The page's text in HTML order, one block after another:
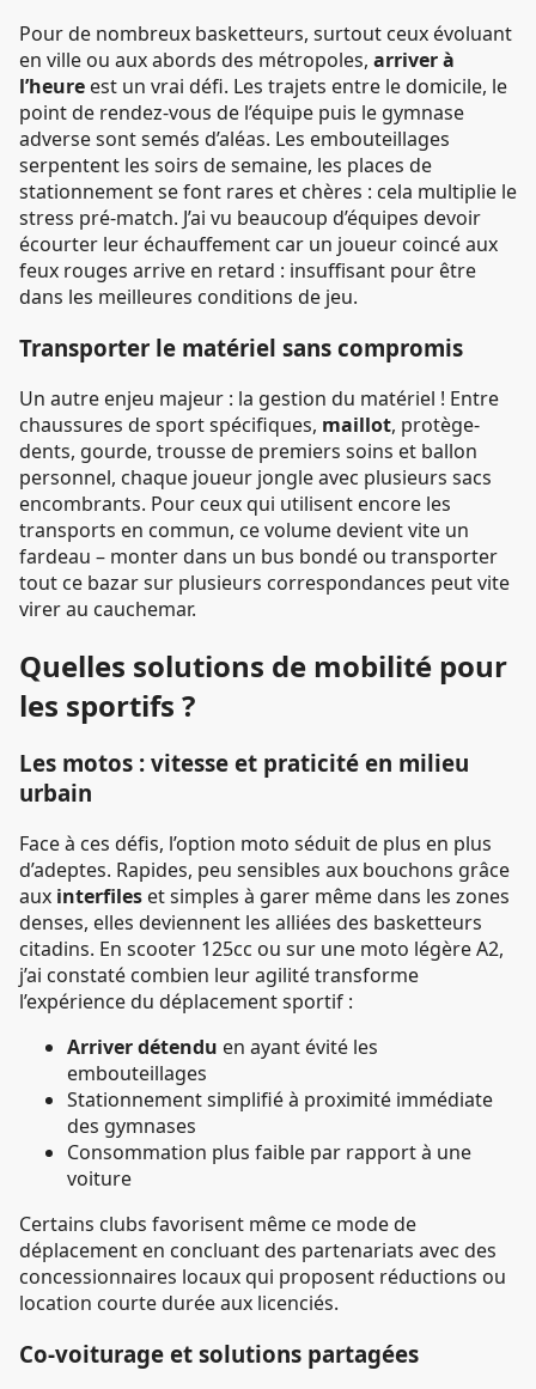
Pour de nombreux basketteurs, surtout ceux évoluant
en ville ou aux abords des métropoles, arriver à
l’heure est un vrai défi. Les trajets entre le domicile, le
point de rendez-vous de l’équipe puis le gymnase
adverse sont semés d’aléas. Les embouteillages
serpentent les soirs de semaine, les places de
stationnement se font rares et chères : cela multiplie le
stress pré-match. J’ai vu beaucoup d’équipes devoir
écourter leur échauffement car un joueur coincé aux
feux rouges arrive en retard : insuffisant pour être
dans les meilleures conditions de jeu.
Transporter le matériel sans compromis
Un autre enjeu majeur : la gestion du matériel ! Entre
chaussures de sport spécifiques, maillot, protège-
dents, gourde, trousse de premiers soins et ballon
personnel, chaque joueur jongle avec plusieurs sacs
encombrants. Pour ceux qui utilisent encore les
transports en commun, ce volume devient vite un
fardeau – monter dans un bus bondé ou transporter
tout ce bazar sur plusieurs correspondances peut vite
virer au cauchemar.
Quelles solutions de mobilité pour
les sportifs ?
Les motos : vitesse et praticité en milieu
urbain
Face à ces défis, l’option moto séduit de plus en plus
d’adeptes. Rapides, peu sensibles aux bouchons grâce
aux interfiles et simples à garer même dans les zones
denses, elles deviennent les alliées des basketteurs
citadins. En scooter 125cc ou sur une moto légère A2,
j’ai constaté combien leur agilité transforme
l’expérience du déplacement sportif :
Arriver détendu en ayant évité les
embouteillages
Stationnement simplifié à proximité immédiate
des gymnases
Consommation plus faible par rapport à une
voiture
Certains clubs favorisent même ce mode de
déplacement en concluant des partenariats avec des
concessionnaires locaux qui proposent réductions ou
location courte durée aux licenciés.
Co-voiturage et solutions partagées